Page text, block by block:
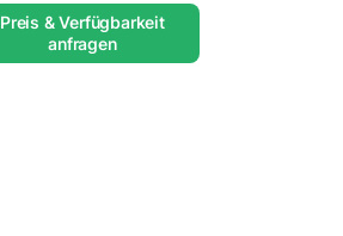
Hochzeitsband
Preis & Verfügbarkeit
anfragen